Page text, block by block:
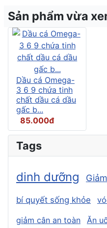
Sản phẩm vừa
Dầu cá Omega-
3 6 9 chứa tinh
chất dầu cá dầu
gấc b...
85.000đ
Tags
dinh dưỡng
bí quyết sống khỏe
giảm cân an toàn
Ăn